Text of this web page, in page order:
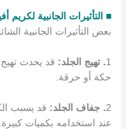
■ التأثيرات الجانبية لكريم
بعض التأثيرات الجانبية
1. تهيج الجلد: قد يحدث
حكة أو حرقة.
2. جفاف الجلد: قد يسبب
عند استخدامه بكميات كبيرة.